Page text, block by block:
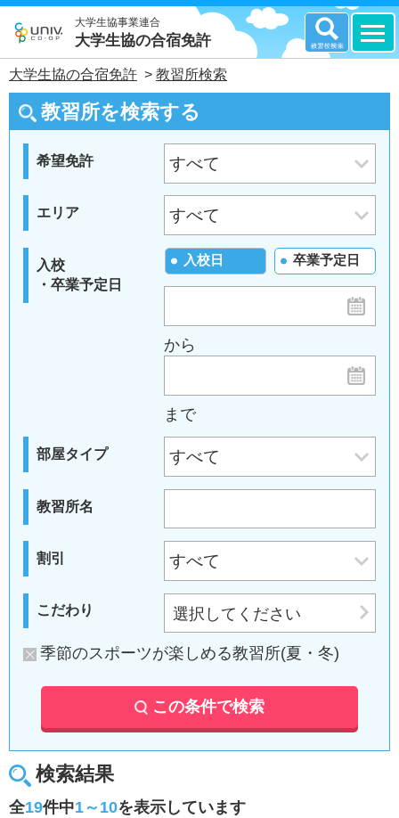
大学生協事業連合
大学生協の合宿免許
大学生協の合宿免許 > 教習所検索
教習所を検索する
希望免許
エリア
入校
・卒業予定日
入校日 卒業予定日
から
まで
部屋タイプ
教習所名
割引
こだわり 選択してください
季節のスポーツが楽しめる教習所(夏・冬)
この条件で検索
検索結果
全19件中1～10を表示しています